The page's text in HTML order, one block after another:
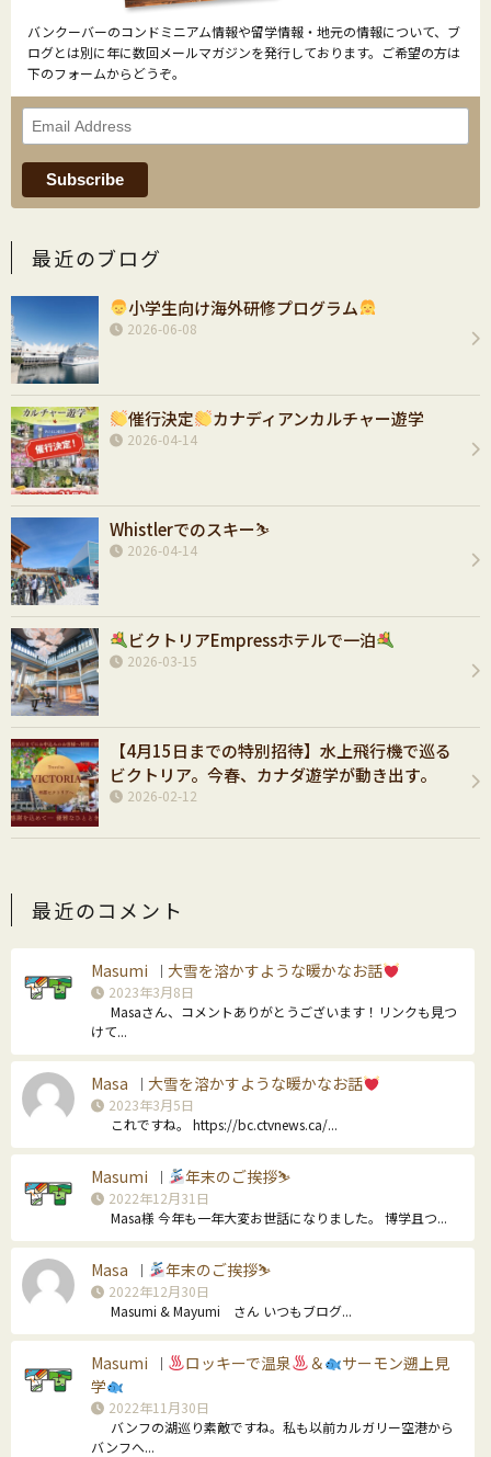
バンクーバーのコンドミニアム情報や留学情報・地元の情報について、ブ
ログとは別に年に数回メールマガジンを発行しております。ご希望の方は
下のフォームからどうぞ。
最近のブログ
小学生向け海外研修プログラム
2026-06-08
催行決定 カナディアンカルチャー遊学
2026-04-14
Whistlerでのスキー⛷️
2026-04-14
ビクトリアEmpressホテルで一泊
2026-03-15
【4月15日までの特別招待】水上飛行機で巡る
ビクトリア。今春、カナダ遊学が動き出す。
2026-02-12
最近のコメント
Masumi ｜ 大雪を溶かすような暖かなお話
2023年3月8日
Masaさん、コメントありがとうございます！リンクも見つ
けて...
Masa ｜ 大雪を溶かすような暖かなお話
2023年3月5日
これですね。 https://bc.ctvnews.ca/...
Masumi ｜ 年末のご挨拶⛷
2022年12月31日
Masa様 今年も一年大変お世話になりました。 博学且つ...
Masa ｜ 年末のご挨拶⛷
2022年12月30日
Masumi & Mayumi さん いつもブログ...
Masumi ｜ ロッキーで温泉 ＆
サーモン遡上見
学
2022年11月30日
バンフの湖巡り素敵ですね。私も以前カルガリー空港から
バンフへ...